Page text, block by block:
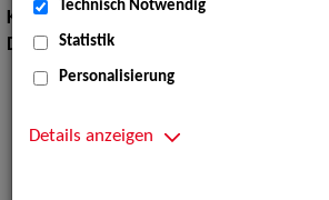
Körpergröße:
Dialekte:Bayerisch
Technisch Notwendig
Statistik
Personalisierung
Details anzeigen